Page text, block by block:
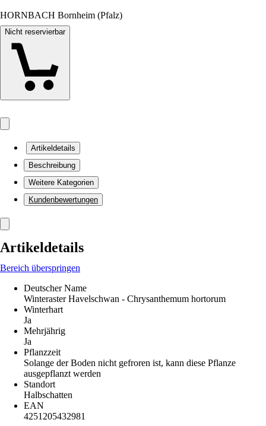
HORNBACH Bornheim (Pfalz)
Nicht reservierbar
Artikeldetails
Beschreibung
Weitere Kategorien
Kundenbewertungen
Artikeldetails
Bereich überspringen
Deutscher Name
Winteraster Havelschwan - Chrysanthemum hortorum
Winterhart
Ja
Mehrjährig
Ja
Pflanzzeit
Solange der Boden nicht gefroren ist, kann diese Pflanze
ausgepflanzt werden
Standort
Halbschatten
EAN
4251205432981